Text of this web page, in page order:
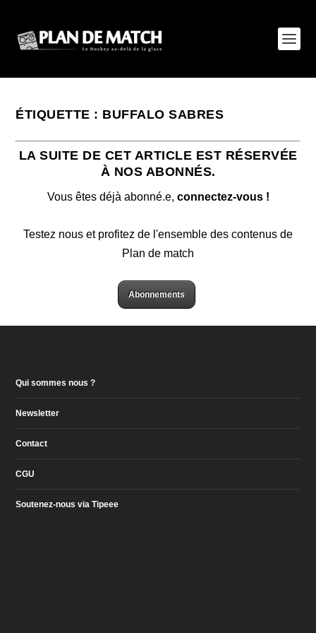
ÉTIQUETTE : BUFFALO SABRES
LA SUITE DE CET ARTICLE EST RÉSERVÉE
À NOS ABONNÉS.
Vous êtes déjà abonné.e, connectez-vous !
Testez nous et profitez de l'ensemble des contenus de
Plan de match
Abonnements
Qui sommes nous ?
Newsletter
Contact
CGU
Soutenez-nous via Tipeee